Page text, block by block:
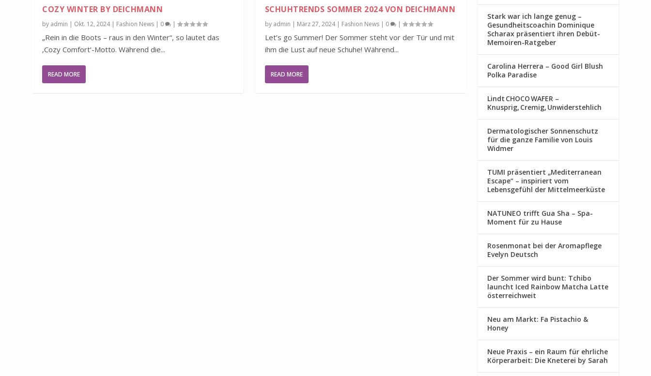
SCHUHTRENDS SOMMER 2024 VON DEICHMANN
COZY WINTER BY DEICHMANN
by admin Okt. 12, 2024| Fashion News 0 |
„Rein in die Boots – raus in den Winter“, so lautet das
‚Cozy Comfort‘-Motto. Während die...
READ MORE
SCHUHTRENDS SOMMER 2024 VON DEICHMANN
by admin März 27, 2024| Fashion News| 0 |
Let’s go Summer! Der Sommer steht vor der Tür und mit
ihm die Lust auf neue Schuhe! Während...
READ MORE
Stark war ich lange genug –
Gesundheitscoachin Dominique
Scharax präsentiert ihren Debüt-
Memoiren-Ratgeber
Carolina Herrera – Good Girl Blush
Polka Paradise
Lindt CHOCO WAFER –
Knusprig, Cremig, Unwiderstehlich
Dermatologischer Sonnenschutz
für die ganze Familie von Louis
Widmer
TUMI präsentiert „Mediterranean
Escape“ – inspiriert vom
Lebensgefühl der Mittelmeerküste
NATUNEO trifft Gua Sha – Spa-
Moment für zu Hause
Rosenmon at bei der Aromapflege
Evelyn Deutsch
Der Sommer wird bunt: Tchibo
launcht Iced Rainbow Matcha Latte
österreichweit
Neu am Markt: Fa Pistachio &
Honey
Neue Praxis – ein Raum für ehrliche
Körperarbeit: Die Kneterei by Sarah